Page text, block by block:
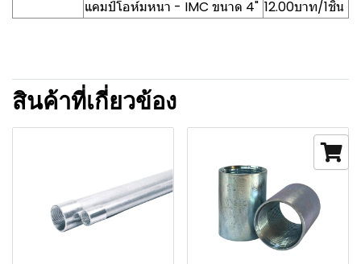
แคมป์โอห์มหนา - IMC ขนาด 4" 12.00บาท/1ชิ้น
สินค้าที่เกี่ยวข้อง